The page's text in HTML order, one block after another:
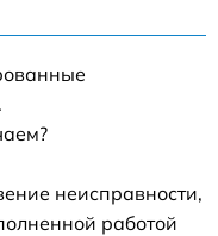
неисправности,
работой